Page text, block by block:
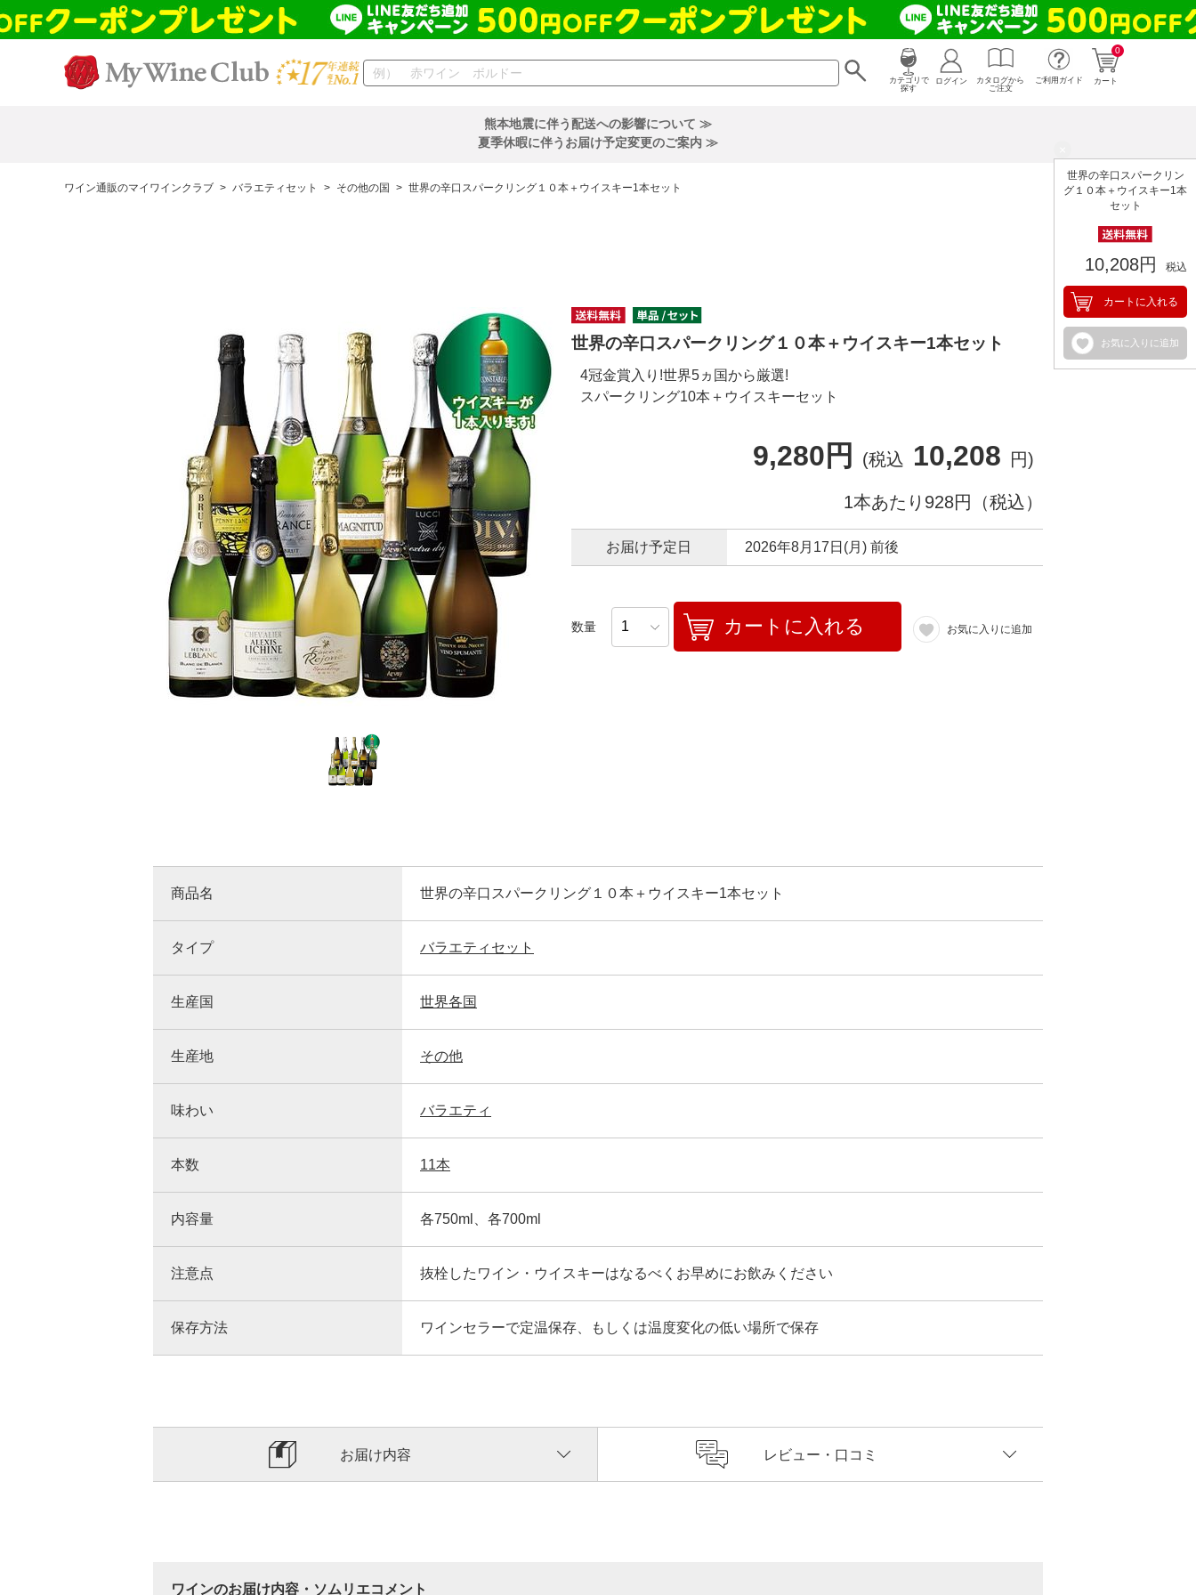
カテゴリで
探す
0
カート
ログイン
カタログから
ご注文
ご利用ガイド
熊本地震に伴う配送への影響について ≫
夏季休暇に伴うお届け予定変更のご案内 ≫
ワイン通販のマイワインクラブ > バラエティセット > その他の国 > 世界の辛口スパークリング１０本＋ウイスキー1本セット
世界の辛口スパークリン
グ１０本＋ウイスキー1本
セット
10,208円 税込
カートに入れる
お気に入りに追加
世界の辛口スパークリング１０本＋ウイスキー1本セット
4冠金賞入り!世界5ヵ国から厳選!
スパークリング10本＋ウイスキーセット
9,280円 (税込 10,208 円)
1本あたり928円（税込）
お届け予定日 2026年8月17日(月) 前後
数量 カートに入れる お気に入りに追加
商品名 世界の辛口スパークリング１０本＋ウイスキー1本セット
タイプ バラエティセット
生産国 世界各国
生産地 その他
味わい バラエティ
本数 11本
内容量 各750ml、各700ml
注意点 抜栓したワイン・ウイスキーはなるべくお早めにお飲みください
保存方法 ワインセラーで定温保存、もしくは温度変化の低い場所で保存
お届け内容 レビュー ・口コミ
ワインのお届け内容・ソムリエコメント